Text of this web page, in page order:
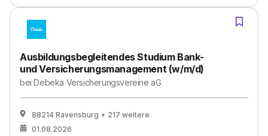
Ausbildungsbegleitendes Studium Bank-
und Versicherungsmanagement (w/m/d)
beiDebeka Versicherungsvereine aG
88214 Ravensburg + 217 weitere
01.08.2026